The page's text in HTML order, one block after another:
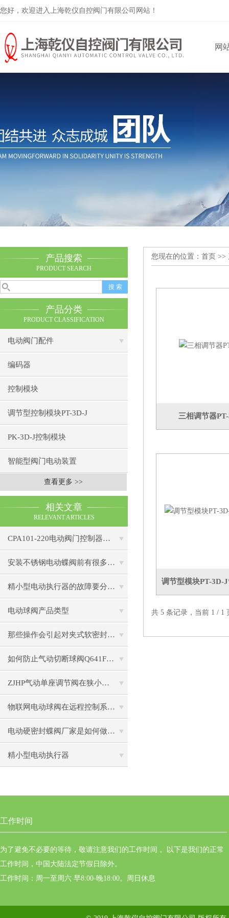
您好，欢迎进入上海乾仪自控阀门有限公司网站！
网
产品搜索
PRODUCT SEARCH
产品分类
PRODUCT CLASSIFICATION
电动阀门配件
编码器
控制模块
调节型控制模块PT-3D-J
PK-3D-J控制模块
智能型阀门电动装置
查看更多 >>
相关文章
RELEVANT ARTICLES
CPA101-220电动阀门控制器在工业自动化中的应用
安装不锈钢电动蝶阀前有很多工序你了解几个
精小型电动执行器的故障要分2种情况
电动球阀产品类型
那些操作会引起对夹式软密封蝶阀的故障
如何防止气动切断球阀Q641F-16C阀杆泄漏
ZJHP气动单座调节阀在狭小空间的安装技巧
物联网电动球阀在远程控制系统中的作用
电动硬密封蝶阀厂家是如何做好防腐的
精小型电动执行器
您现在的位置： 首页 >>
三相调节器
调节型模块PT-3D-
共 5 条记录，当前 1 /
工作时间
为了避免不必要的等待，敬请注意我们的工作时间 。以下是我们的正常
工作时间，中国大陆法定节假日除外。
工作时间：周一至周六 早8:00-晚18:00。周日休息